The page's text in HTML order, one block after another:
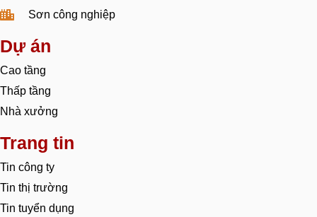
Sơn công nghiệp
Dự án
Cao tầng
Thấp tầng
Nhà xưởng
Trang tin
Tin công ty
Tin thị trường
Tin tuyển dụng